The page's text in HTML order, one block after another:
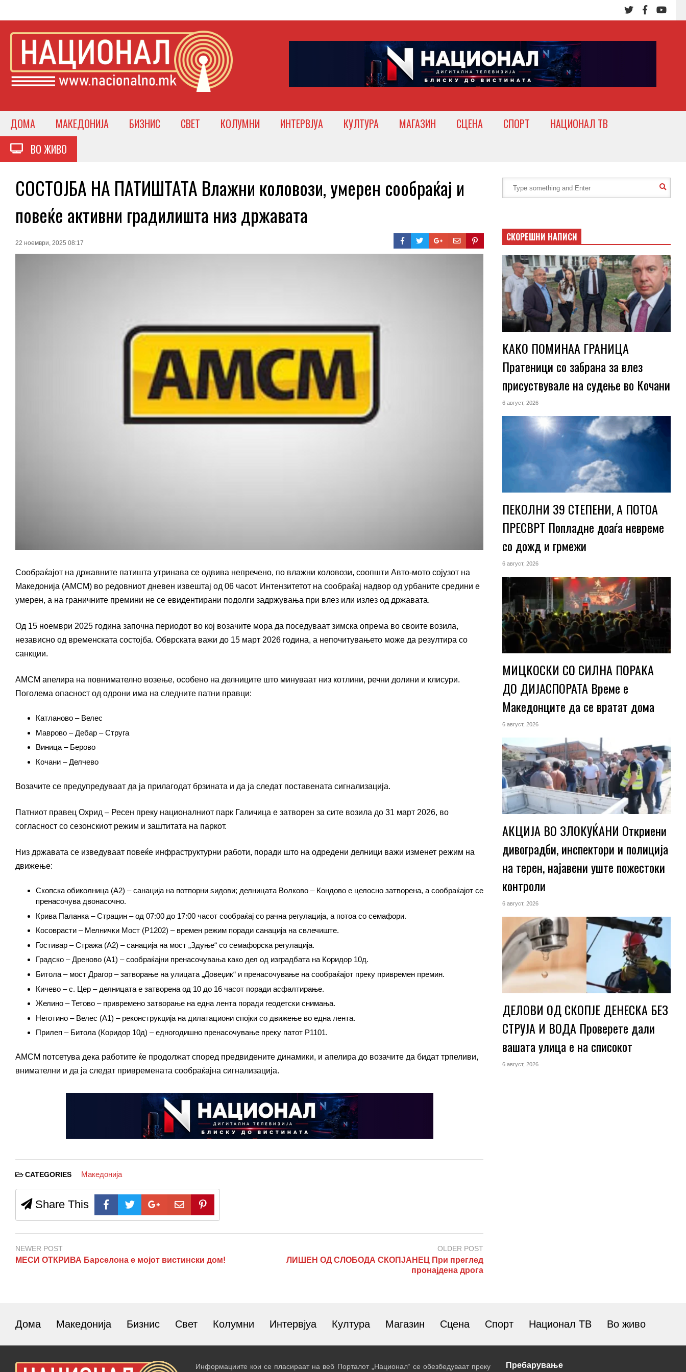
ДОМА МАКЕДОНИЈА БИЗНИС СВЕТ КОЛУМНИ ИНТЕРВЈУА КУЛТУРА МАГАЗИН СЦЕНА СПОРТ
НАЦИОНАЛ ТВ
ВО ЖИВО
СОСТОЈБА НА ПАТИШТАТА Влажни коловози, умерен сообраќај и
повеќе активни градилишта низ државата
22 ноември, 2025 08:17
Сообраќајот на државните патишта утринава се одвива непречено, по влажни коловози, соопшти Авто-мото сојузот на
Македонија (АМСМ) во редовниот дневен извештај од 06 часот. Интензитетот на сообраќај надвор од урбаните средини е
умерен, а на граничните премини не се евидентирани подолги задржувања при влез или излез од државата.
Од 15 ноември 2025 година започна периодот во кој возачите мора да поседуваат зимска опрема во своите возила,
независно од временската состојба. Обврската важи до 15 март 2026 година, а непочитувањето може да резултира со
санкции.
АМСМ апелира на повнимателно возење, особено на делниците што минуваат низ котлини, речни долини и клисури.
Поголема опасност од одрони има на следните патни правци:
Катланово – Велес
Маврово – Дебар – Струга
Виница – Берово
Кочани – Делчево
Возачите се предупредуваат да ја прилагодат брзината и да ја следат поставената сигнализација.
Патниот правец Охрид – Ресен преку националниот парк Галичица е затворен за сите возила до 31 март 2026, во
согласност со сезонскиот режим и заштитата на паркот.
Низ државата се изведуваат повеќе инфраструктурни работи, поради што на одредени делници важи изменет режим на
движење:
Скопска обиколница (А2) – санација на потпорни ѕидови; делницата Волково – Кондово е целосно затворена, а сообраќајот се
пренасочува двонасочно.
Крива Паланка – Страцин – од 07:00 до 17:00 часот сообраќај со рачна регулација, а потоа со семафори.
Косоврасти – Мелнички Мост (Р1202) – времен режим поради санација на свлечиште.
Гостивар – Стража (А2) – санација на мост „Здуње“ со семафорска регулација.
Градско – Дреново (А1) – сообраќајни пренасочувања како дел од изградбата на Коридор 10д.
Битола – мост Драгор – затворање на улицата „Довеџик“ и пренасочување на сообраќајот преку привремен премин.
Кичево – с. Цер – делницата е затворена од 10 до 16 часот поради асфалтирање.
Желино – Тетово – привремено затворање на една лента поради геодетски снимања.
Неготино – Велес (А1) – реконструкција на дилатациони спојки со движење во една лента.
Прилеп – Битола (Коридор 10д) – едногодишно пренасочување преку патот Р1101.
АМСМ потсетува дека работите ќе продолжат според предвидените динамики, и апелира до возачите да бидат трпеливи,
внимателни и да ја следат привремената сообраќајна сигнализација.
CATEGORIES Македонија
Share This
NEWER POST
МЕСИ ОТКРИВА Барселона е мојот вистински дом!
OLDER POST
ЛИШЕН ОД СЛОБОДА СКОПЈАНЕЦ При преглед
пронајдена дрога
СКОРЕШНИ НАПИСИ
КАКО ПОМИНАА ГРАНИЦА
Пратеници со забрана за влез
присуствувале на судење во Кочани
6 август, 2026
ПЕКОЛНИ 39 СТЕПЕНИ, А ПОТОА
ПРЕСВРТ Попладне доаѓа невреме
со дожд и грмежи
6 август, 2026
МИЦКОСКИ СО СИЛНА ПОРАКА
ДО ДИЈАСПОРАТА Време е
Македонците да се вратат дома
6 август, 2026
АКЦИЈА ВО ЗЛОКУЌАНИ Откриени
дивоградби, инспектори и полиција
на терен, најавени уште пожестоки
контроли
6 август, 2026
ДЕЛОВИ ОД СКОПЈЕ ДЕНЕСКА БЕЗ
СТРУЈА И ВОДА Проверете дали
вашата улица е на списокот
6 август, 2026
Дома Македонија Бизнис Свет Колумни Интервјуа Култура Магазин Сцена Спорт Национал ТВ Во живо
Информациите кои се пласираат на веб Порталот „Национал“ се обезбедуваат преку Пребарување